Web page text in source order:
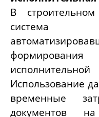
В
Использование
временные
документов